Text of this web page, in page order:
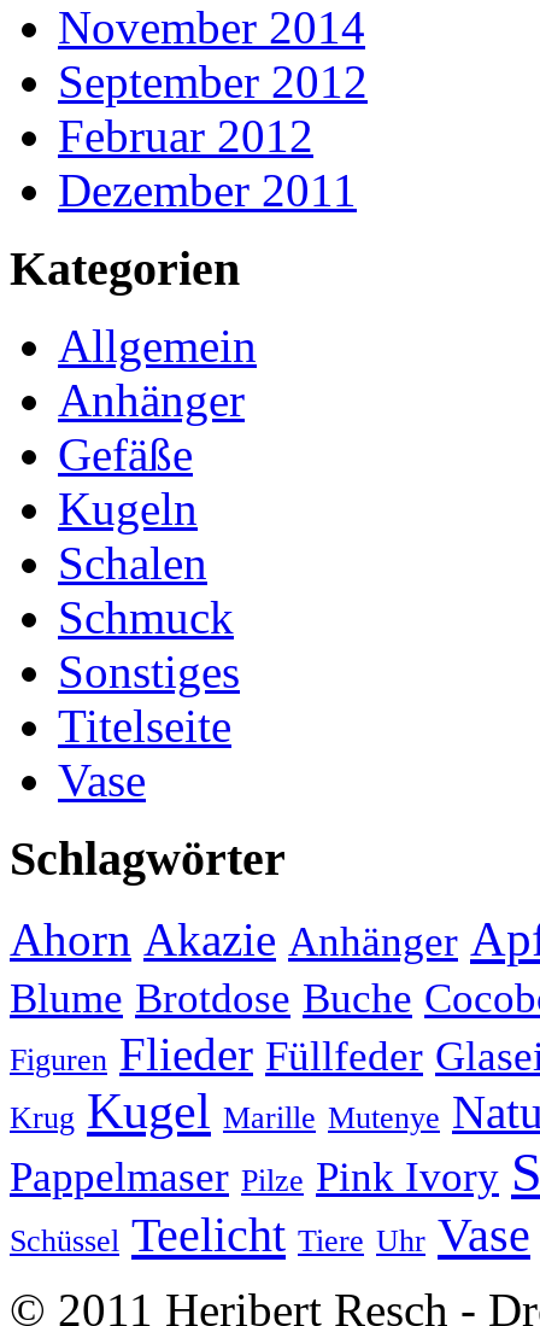
November 2014
September 2012
Februar 2012
Dezember 2011
Kategorien
Allgemein
Anhänger
Gefäße
Kugeln
Schalen
Schmuck
Sonstiges
Titelseite
Vase
Schlagwörter
Ahorn Akazie Anhänger
Blume Brotdose Buche
Figuren Flieder Füllfeder
Krug Kugel Marille Mutenye
Pappelmaser Pilze Pink Ivory
Schüssel Teelicht Tiere Uhr Vase
© 2011 Heribert Resch -